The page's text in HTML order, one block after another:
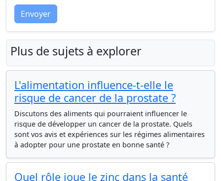
Envoyer
Plus de sujets à explorer
L'alimentation influence-t-elle le
risque de cancer de la prostate ?
Discutons des aliments qui pourraient influencer le
risque de développer un cancer de la prostate. Quels
sont vos avis et expériences sur les régimes alimentaires
à adopter pour une prostate en bonne santé ?
Quel rôle joue le zinc dans la santé